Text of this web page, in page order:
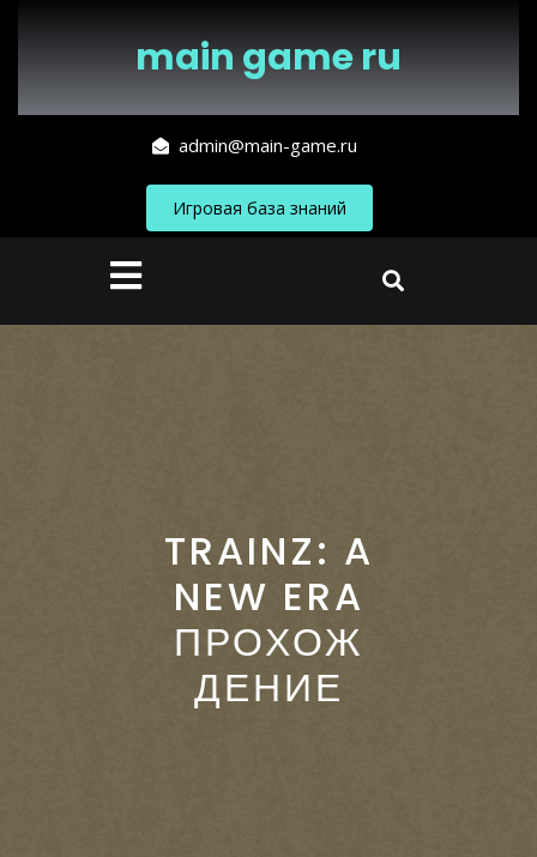
main game ru
admin@main-game.ru
Игровая база знаний
Кнопка
Открыть
TRAINZ: A
NEW ERA
ПРОХОЖ
ДЕНИЕ